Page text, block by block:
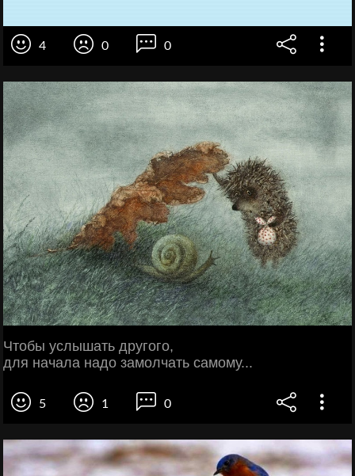
4 0 0
Чтобы услышать другого,
для начала надо замолчать самому...
5 1 0